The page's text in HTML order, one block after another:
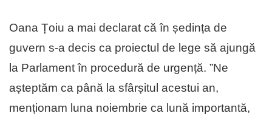
Oana Țoiu a mai declarat că în ședința de
guvern s-a decis ca proiectul de lege să ajungă
la Parlament în procedură de urgență. ”Ne
așteptăm ca până la sfârșitul acestui an,
menționam luna noiembrie ca lună importantă,